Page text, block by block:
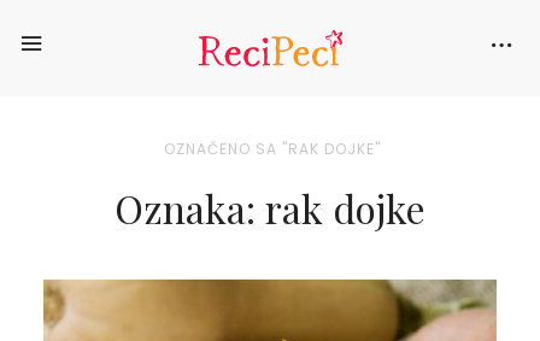
OZNAČENO SA "RAK DOJKE"
Oznaka: rak dojke